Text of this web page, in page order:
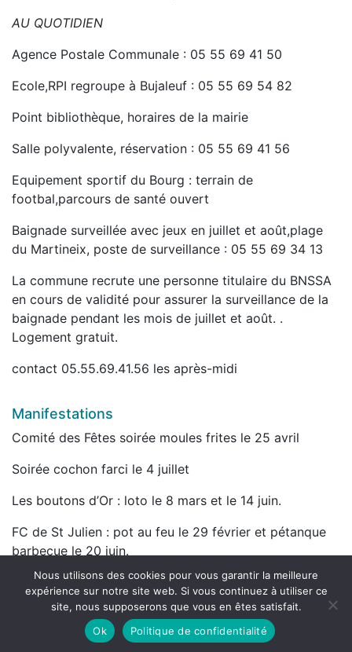
AU QUOTIDIEN
Agence Postale Communale : 05 55 69 41 50
Ecole,RPI regroupe à Bujaleuf : 05 55 69 54 82
Point bibliothèque, horaires de la mairie
Salle polyvalente, réservation : 05 55 69 41 56
Equipement sportif du Bourg : terrain de
footbal,parcours de santé ouvert
Baignade surveillée avec jeux en juillet et août,plage
du Martineix, poste de surveillance : 05 55 69 34 13
La commune recrute une personne titulaire du BNSSA
en cours de validité pour assurer la surveillance de la
baignade pendant les mois de juillet et août. .
Logement gratuit.
contact 05.55.69.41.56 les après-midi
Manifestations
Comité des Fêtes soirée moules frites le 25 avril
Soirée cochon farci le 4 juillet
Les boutons d’Or : loto le 8 mars et le 14 juin.
FC de St Julien : pot au feu le 29 février et pétanque
barbecue le 20 juin.
Contact
Mentions légales
Nous utilisons des cookies pour vous garantir la meilleure
expérience sur notre site web. Si vous continuez à utiliser ce
site, nous supposerons que vous en êtes satisfait.
Ok
Politique de confidentialité